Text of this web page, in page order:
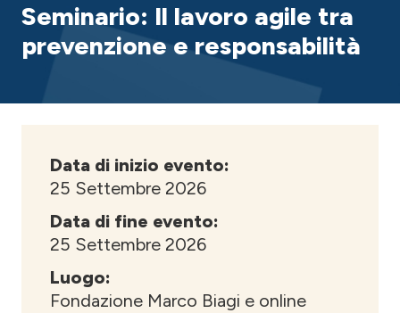
Seminario: Il lavoro agile tra
prevenzione e responsabilità
Data di inizio evento:
25 Settembre 2026
Data di fine evento:
25 Settembre 2026
Luogo:
Fondazione Marco Biagi e online